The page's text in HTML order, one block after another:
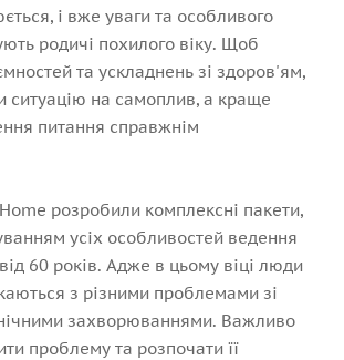
і вже уваги та особливого
родичі похилого віку. Щоб
та ускладнень зі здоров'ям,
ситуацію на самоплив, а краще
питання справжнім
розробили комплексні пакети,
усіх особливостей ведення
60 років. Адже в цьому віці люди
з різними проблемами зі
захворюваннями. Важливо
проблему та розпочати її